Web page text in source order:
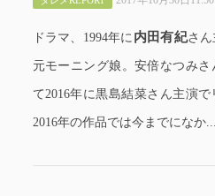
ドラマ、1994年に 内田有紀さん
元モーニング娘。安倍なつみ
て2016年に黒島結菜さん主演
2016年の作品では今までになか...